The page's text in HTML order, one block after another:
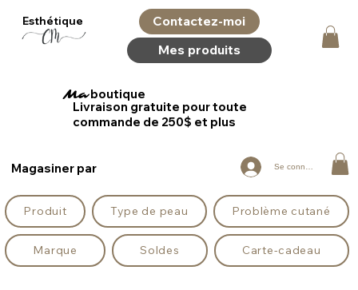
Esthétique
Contactez-moi
Mes produits
Maboutique
Livraison gratuite pour toute
commande de 250$ et plus
Se connecter
Magasiner par
Produit Type de peau Problème cutané
Marque Soldes Carte-cadeau